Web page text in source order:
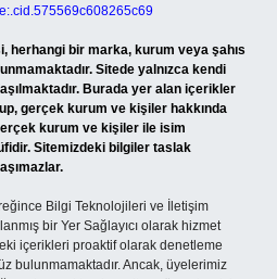
herhangi bir marka, kurum veya şahıs
Sitede yalnızca kendi
Burada yer alan içerikler
gerçek kurum ve kişiler hakkında
kurum ve kişiler ile isim
Sitemizdeki bilgiler taslak
Bilgi Teknolojileri ve İletişim
bir Yer Sağlayıcı olarak hizmet
içerikleri proaktif olarak denetleme
bulunmamaktadır. Ancak, üyelerimiz